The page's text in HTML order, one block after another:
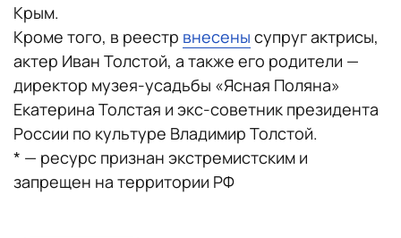
Крым.
Кроме того, в реестр внесены супруг актрисы,
актер Иван Толстой, а также его родители —
директор музея-усадьбы «Ясная Поляна»
Екатерина Толстая и экс-советник президента
России по культуре Владимир Толстой.
* — ресурс признан экстремистским и
запрещен на территории РФ